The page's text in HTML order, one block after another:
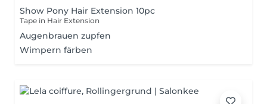
Show Pony Hair Extension 10pc
Tape in Hair Extension
Augenbrauen zupfen
Wimpern färben